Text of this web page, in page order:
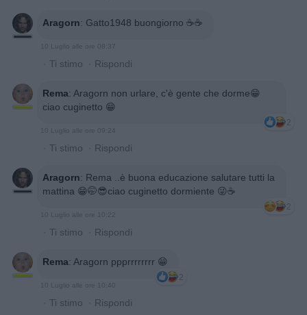
Aragorn: Gatto1948 buongiorno ☕️☕️
10 Luglio alle ore 08:37
· Ti stimo · Rispondi
Rema: Aragorn non urlare, c'è gente che dorme😁
ciao cuginetto 😁
2
10 Luglio alle ore 09:24
· Ti stimo · Rispondi
Aragorn: Rema ..è buona educazione salutare tutti la
mattina 😁🤭😎ciao cuginetto dormiente 😜☕️
2
· Ti stimo · Rispondi
Rema: Aragorn ppprrrrrrrr 😁
2
· Ti stimo · Rispondi